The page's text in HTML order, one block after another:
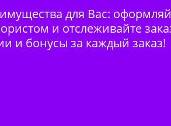
для Вас:
и отслеживайте
и бонусы за каждый заказ!